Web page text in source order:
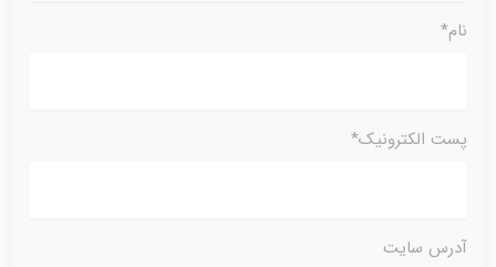
نام*
پست الکترونیک*
آدرس سایت